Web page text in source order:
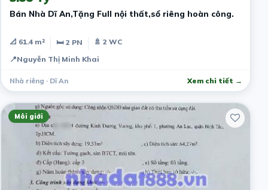
Bán Nhà Dĩ An,Tặng Full nội thất,sổ riêng hoàn công.
📐 61.4 m² 🛏 2 PN
🚿 2 WC
📍Nguyễn Thị Minh Khai
Nhà riêng · Dĩ An Xem chi tiết →
Môi giới